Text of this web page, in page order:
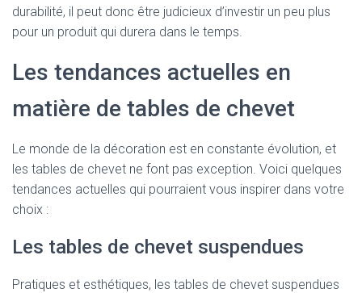
durabilité, il peut donc être judicieux d’investir un peu plus
pour un produit qui durera dans le temps.
Les tendances actuelles en
matière de tables de chevet
Le monde de la décoration est en constante évolution, et
les tables de chevet ne font pas exception. Voici quelques
tendances actuelles qui pourraient vous inspirer dans votre
choix :
Les tables de chevet suspendues
Pratiques et esthétiques, les tables de chevet suspendues